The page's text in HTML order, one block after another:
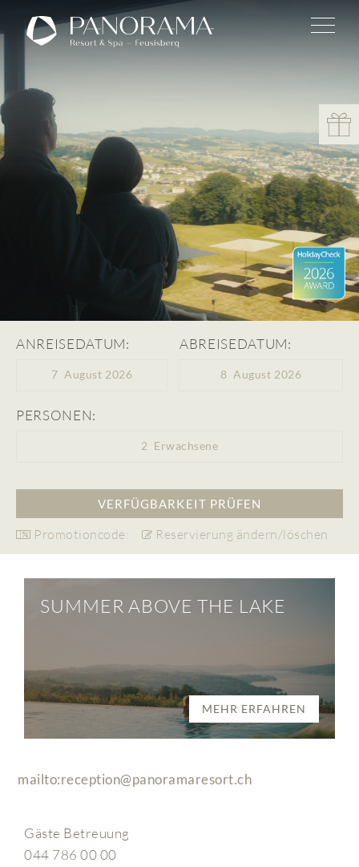
ANREISEDATUM:
7 August 2026
ABREISEDATUM:
8 August 2026
PERSONEN:
2 Erwachsene
Promotioncode: Reservierung ändern/löschen
SUMMER ABOVE THE LAKE
MEHR ERFAHREN
mailto:reception@panoramaresort.ch
Gäste Betreuung
044 786 00 00